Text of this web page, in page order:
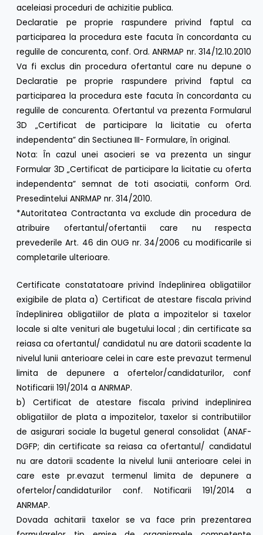
aceleiasi proceduri de achizitie publica.
Declaratie pe proprie raspundere privind faptul ca
participarea la procedura este facuta în concordanta cu
regulile de concurenta, conf. Ord. ANRMAP nr. 314/12.10.2010
Va fi exclus din procedura ofertantul care nu depune o
Declaratie pe proprie raspundere privind faptul ca
participarea la procedura este facuta în concordanta cu
regulile de concurenta. Ofertantul va prezenta Formularul
3D „Certificat de participare la licitatie cu oferta
independenta” din Sectiunea III- Formulare, în original.
Nota: În cazul unei asocieri se va prezenta un singur
Formular 3D „Certificat de participare la licitatie cu oferta
independenta” semnat de toti asociatii, conform Ord.
Presedintelui ANRMAP nr. 314/2010.
*Autoritatea Contractanta va exclude din procedura de
atribuire ofertantul/ofertantii care nu respecta
prevederile Art. 46 din OUG nr. 34/2006 cu modificarile si
completarile ulterioare.
Certificate constatatoare privind îndeplinirea obligatiilor
exigibile de plata a) Certificat de atestare fiscala privind
îndeplinirea obligatiilor de plata a impozitelor si taxelor
locale si alte venituri ale bugetului local ; din certificate sa
reiasa ca ofertantul/ candidatul nu are datorii scadente la
nivelul lunii anterioare celei in care este prevazut termenul
limita de depunere a ofertelor/candidaturilor, conf
Notificarii 191/2014 a ANRMAP.
b) Certificat de atestare fiscala privind indeplinirea
obligatiilor de plata a impozitelor, taxelor si contributiilor
de asigurari sociale la bugetul general consolidat (ANAF-
DGFP; din certificate sa reiasa ca ofertantul/ candidatul
nu are datorii scadente la nivelul lunii anterioare celei in
care este pr.evazut termenul limita de depunere a
ofertelor/candidaturilor conf. Notificarii 191/2014 a
ANRMAP.
Dovada achitarii taxelor se va face prin prezentarea